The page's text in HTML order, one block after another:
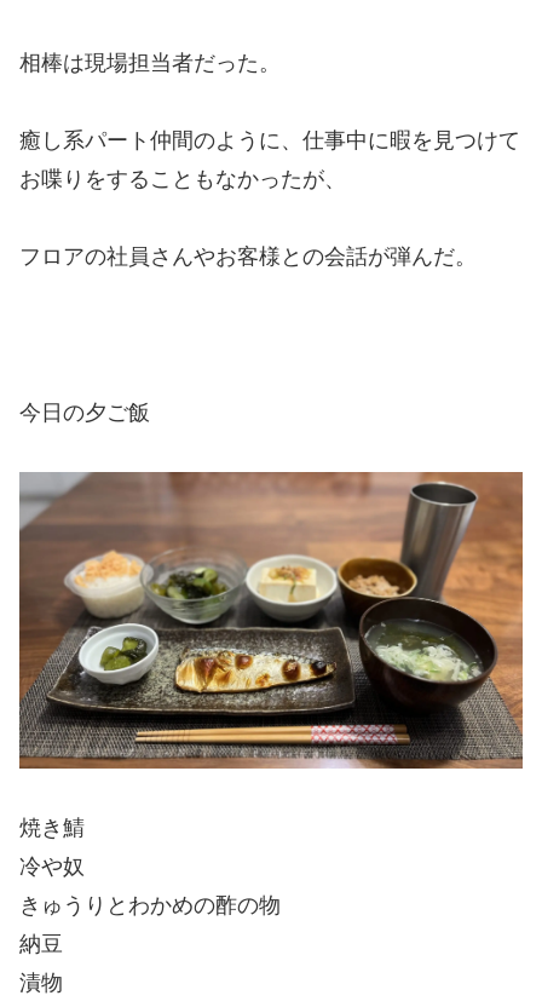
相棒は現場担当者だった。
癒し系パート仲間のように、仕事中に暇を見つけて
お喋りをすることもなかったが、
フロアの社員さんやお客様との会話が弾んだ。
今日の夕ご飯
焼き鯖
冷や奴
きゅうりとわかめの酢の物
納豆
漬物